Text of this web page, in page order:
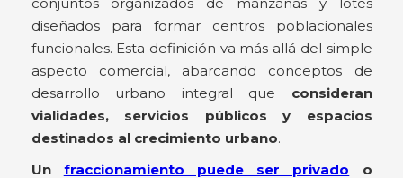
diseñados para formar centros poblacionales
funcionales. Esta definición va más allá del simple
aspecto comercial, abarcando conceptos de
desarrollo urbano integral que consideran
vialidades, servicios públicos y espacios
destinados al crecimiento urbano.
Un fraccionamiento puede ser privado o